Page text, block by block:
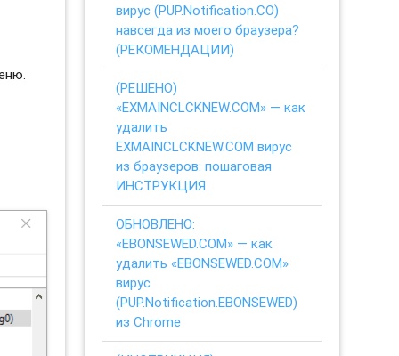
вирус (PUP.Notification.CO)
навсегда из моего браузера?
(РЕКОМЕНДАЦИИ)
(РЕШЕНО)
«EXMAINCLCKNEW.COM» — как
удалить
EXMAINCLCKNEW.COM вирус
из браузеров: пошаговая
ИНСТРУКЦИЯ
ОБНОВЛЕНО:
«EBONSEWED.COM» — как
удалить «EBONSEWED.COM»
вирус
(PUP.Notification.EBONSEWED)
из Chrome